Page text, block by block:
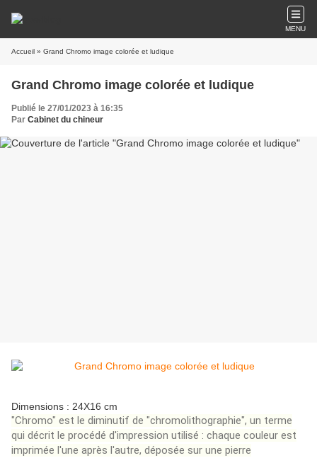
MENU
Accueil » Grand Chromo image colorée et ludique
Grand Chromo image colorée et ludique
Publié le 27/01/2023 à 16:35
Par Cabinet du chineur
Dimensions : 24X16 cm
"Chromo" est le diminutif de "chromolithographie", un terme
qui décrit le procédé d'impression utilisé : chaque couleur est
imprimée l'une après l'autre, déposée sur une pierre